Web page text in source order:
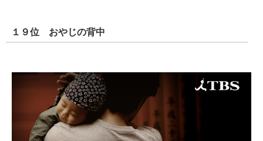
１９位 おやじの背中